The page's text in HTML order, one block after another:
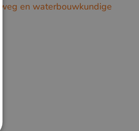
en waterbouwkundige